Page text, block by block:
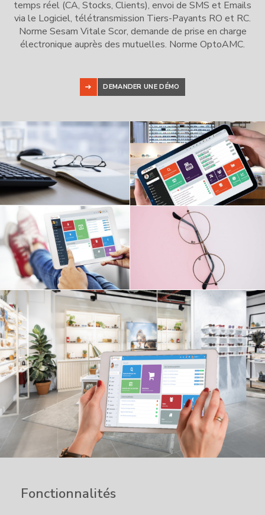
temps réel (CA, Stocks, Clients), envoi de SMS et Emails
via le Logiciel, télétransmission Tiers-Payants RO et RC.
Norme Sesam Vitale Scor, demande de prise en charge
électronique auprès des mutuelles. Norme OptoAMC.
DEMANDER UNE DÉMO
Fonctionnalités